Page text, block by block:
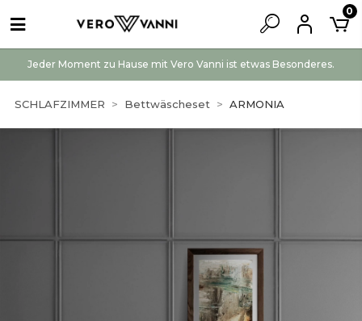
Jeder Moment zu Hause mit Vero Vanni ist etwas Besonderes.
0
SCHLAFZIMMER Bettwäscheset ARMONIA